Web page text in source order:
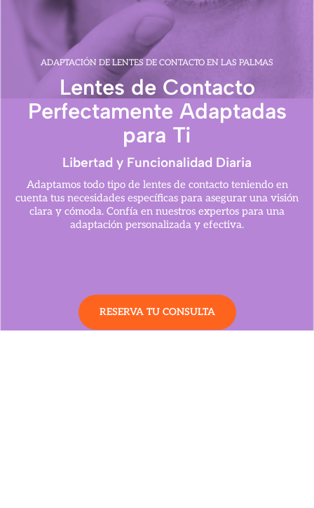
ADAPTACIÓN DE LENTES DE CONTACTO EN LAS PALMAS
Lentes de Contacto
Perfectamente Adaptadas
para Ti
Libertad y Funcionalidad Diaria
Adaptamos todo tipo de lentes de contacto teniendo en
cuenta tus necesidades específicas para asegurar una visión
clara y cómoda. Confía en nuestros expertos para una
adaptación personalizada y efectiva.
RESERVA TU CONSULTA